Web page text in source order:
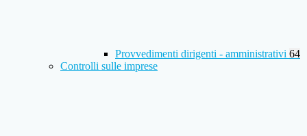
Provvedimenti dirigenti - amministrativi 64
Controlli sulle imprese